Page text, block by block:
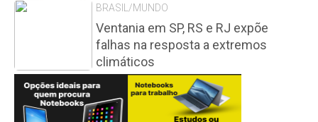
BRASIL/MUNDO
Ventania em SP, RS e RJ expõe
falhas na resposta a extremos
climáticos